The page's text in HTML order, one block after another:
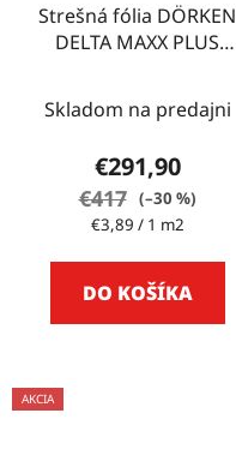
Strešná fólia DÖRKEN
DELTA MAXX PLUS
Skladom na predajni
€291,90
€417 (–30 %)
Jednotková
€3,89 / 1 m2
DO KOŠÍKA
AKCIA